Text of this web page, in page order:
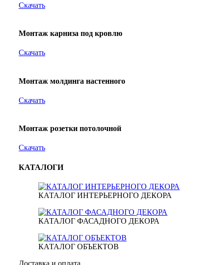
Скачать
Монтаж карниза под кровлю
Скачать
Монтаж молдинга настенного
Скачать
Монтаж розетки потолочной
Скачать
КАТАЛОГИ
КАТАЛОГ ИНТЕРЬЕРНОГО ДЕКОРА
КАТАЛОГ ФАСАДНОГО ДЕКОРА
КАТАЛОГ ОБЪЕКТОВ
Доставка и оплата